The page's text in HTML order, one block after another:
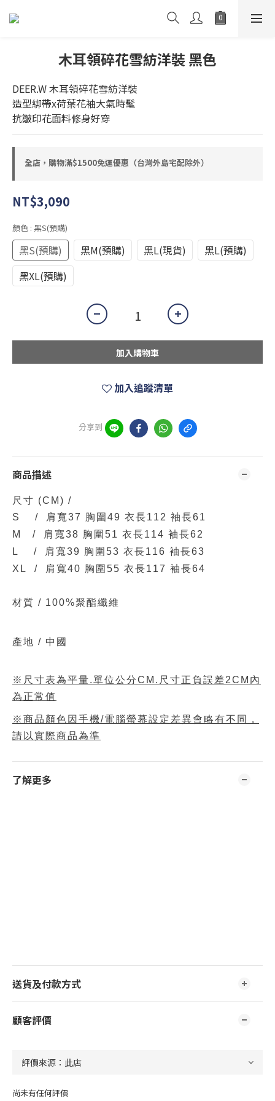
木耳領碎花雪紡洋裝 黑色
DEER.W 木耳領碎花雪紡洋裝
造型綁帶x荷葉花袖大氣時髦
抗皺印花面料修身好穿
全店，購物滿$1500免運優惠（台灣外島宅配除外）
NT$3,090
顏色 : 黑S(預購)
黑S(預購) 黑M(預購) 黑L(現貨)
黑L(預購)
黑XL(預購)
加入購物車
加入追蹤清單
分享到
商品描述
尺寸 (CM) /
S / 肩寬37 胸圍49 衣長112 袖長61
M / 肩寬38 胸圍51 衣長114 袖長62
L / 肩寬39 胸圍53 衣長116 袖長63
XL / 肩寬40 胸圍55 衣長117 袖長64
材質 / 100%聚酯纖維
產地 / 中國
※尺寸表為平量.單位公分CM.尺寸正負誤差2CM內
為正常值
※商品顏色因手機/電腦螢幕設定差異會略有不同，
請以實際商品為準
了解更多
送貨及付款方式
顧客評價
尚未有任何評價